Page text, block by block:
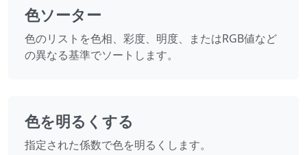
色ソーター
色のリストを色相、彩度、明度、またはRGB値など
の異なる基準でソートします。
色を明るくする
指定された係数で色を明るくします。